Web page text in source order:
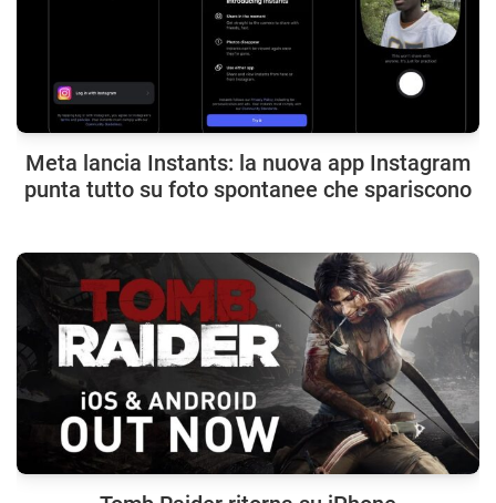
Meta lancia Instants: la nuova app Instagram
punta tutto su foto spontanee che spariscono